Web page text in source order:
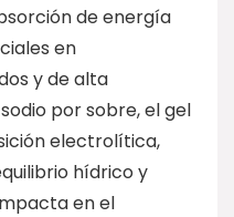
de energía
en
y de alta
por sobre, el gel
electrolítica,
hídrico y
en el